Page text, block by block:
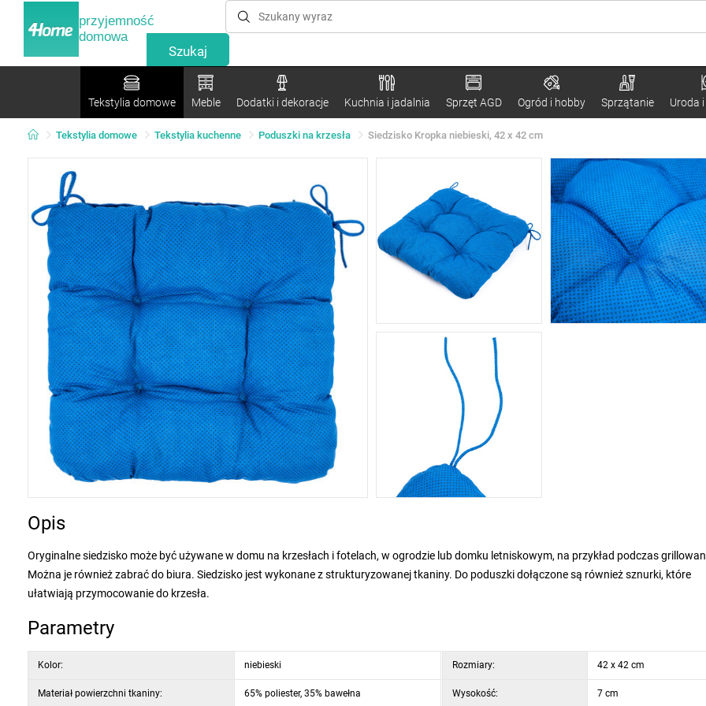
przyjemność
domowa
Tekstylia domowe Meble Dodatki i dekoracje Kuchnia i jadalnia Sprzęt AGD Ogród i hobby Sprzątanie Uroda
Tekstylia domowe Tekstylia kuchenne Poduszki na krzesła Siedzisko Kropka niebieski, 42 x 42 cm
Opis
Oryginalne siedzisko może być używane w domu na krzesłach i fotelach, w ogrodzie lub domku letniskowym, na przykład podczas
Można je również zabrać do biura. Siedzisko jest wykonane z strukturyzowanej tkaniny. Do poduszki dołączone są również sznurki, które
ułatwiają przymocowanie do krzesła.
Parametry
Kolor: niebieski
Materiał powierzchni tkaniny: 65% poliester, 35% bawełna
Rozmiary: 42 x 42 cm
Wysokość: 7 cm